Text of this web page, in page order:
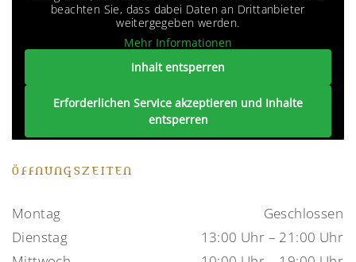
beachten Sie, dass dabei Daten an Drittanbieter
weitergegeben werden.
Mehr Informationen
Inhalt entsperren
Erforderlichen Service akzeptieren und Inhalte
entsperren
ÖFFNUNGSZEITEN
Montag
Geschlossen
Dienstag
13:00 Uhr – 21:00 Uhr